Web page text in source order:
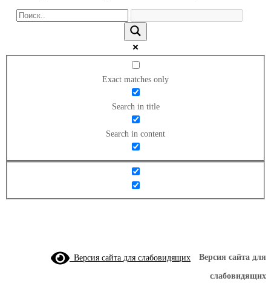
Exact matches only
Search in title
Search in content
Версия сайта для слабовидящих Версия сайта для
слабовидящих